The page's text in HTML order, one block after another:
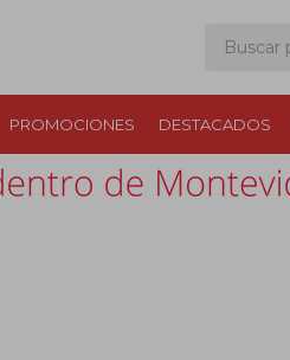
PROMOCIONES DESTACADOS